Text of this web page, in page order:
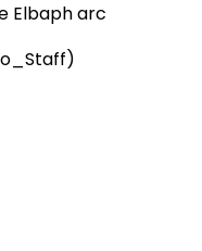
Elbaph arc